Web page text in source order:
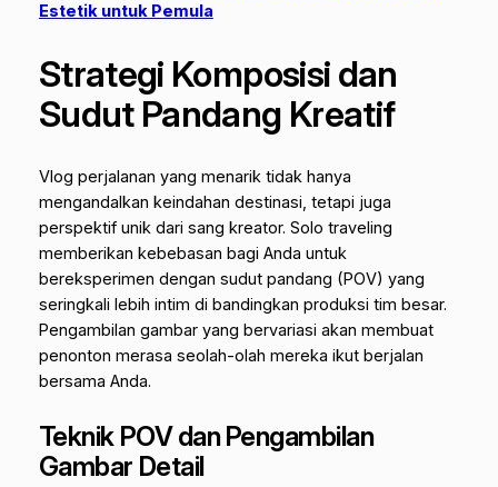
Estetik untuk Pemula
Strategi Komposisi dan
Sudut Pandang Kreatif
Vlog perjalanan yang menarik tidak hanya
mengandalkan keindahan destinasi, tetapi juga
perspektif unik dari sang kreator. Solo traveling
memberikan kebebasan bagi Anda untuk
bereksperimen dengan sudut pandang (POV) yang
seringkali lebih intim di bandingkan produksi tim besar.
Pengambilan gambar yang bervariasi akan membuat
penonton merasa seolah-olah mereka ikut berjalan
bersama Anda.
Teknik POV dan Pengambilan
Gambar Detail